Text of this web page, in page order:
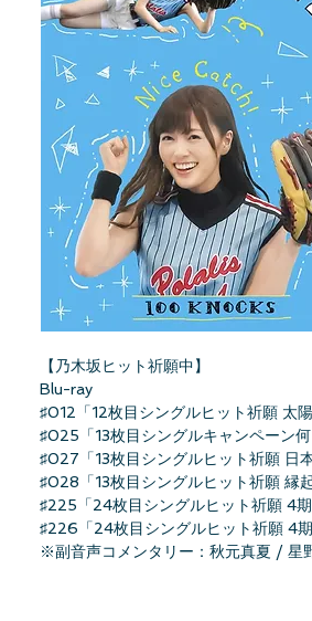
【乃木坂ヒット祈願中】
Blu-ray
♯012「12枚目シングルヒット祈願 太
♯025「13枚目シングルキャンペーン
♯027「13枚目シングルヒット祈願 日
♯028「13枚目シングルヒット祈願 縁
♯225「24枚目シングルヒット祈願 4期
♯226「24枚目シングルヒット祈願 4期
※副音声コメンタリー：秋元真夏 / 星